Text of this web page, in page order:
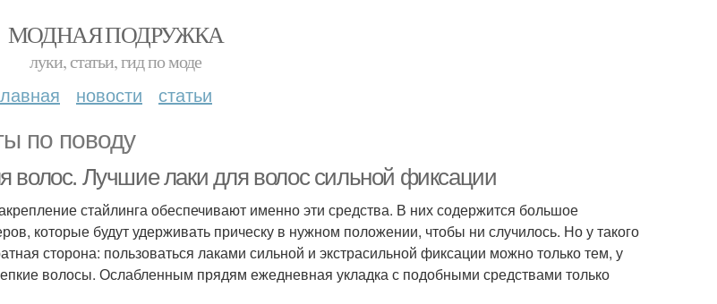
МОДНАЯ ПОДРУЖКА
луки, статьи, гид по моде
новости статьи
по поводу
волос. Лучшие лаки для волос сильной фиксации
стайлинга обеспечивают именно эти средства. В них содержится большое
которые будут удерживать прическу в нужном положении, чтобы ни случилось. Но у такого
сторона: пользоваться лаками сильной и экстрасильной фиксации можно только тем, у
волосы. Ослабленным прядям ежедневная укладка с подобными средствами только